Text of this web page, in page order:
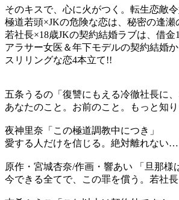
そのキスで、心に火がつく。転生恋敵
極道若頭×JKの危険な恋は、秘密の逢
若社長×18歳JKの契約結婚ラブは、借
アラサー女医＆年下モデルの契約結婚
スリリングな恋4本立て!!
五条うるの「復讐にもえる冷徹社長に
あなたのこと。お前のこと。もっと
夜神里奈「この極道調教中につき」
愛する人だけを信じる。絶対離れない
原作・宮城杏奈/作画・響あい 「旦那
今できる全てで、この罪を償う。若社